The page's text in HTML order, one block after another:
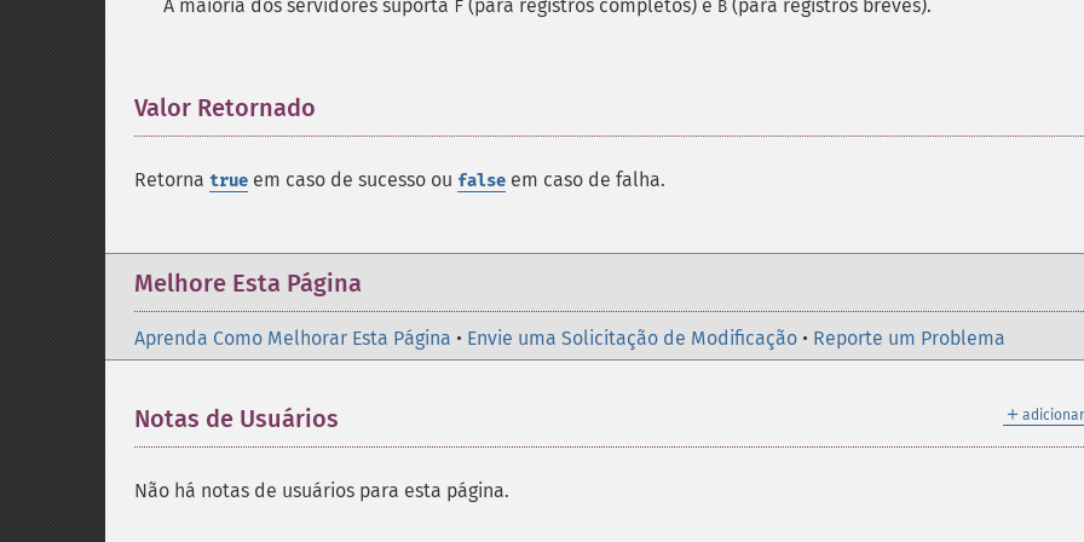
A maioria dos servidores suporta F (para registros completos) e B (para registros breves).
Valor Retornado
Retorna true em caso de sucesso ou false em caso de falha.
Melhore Esta Página
Aprenda Como Melhorar Esta Página • Envie uma Solicitação de Modificação • Reporte um Problema
＋
Notas de Usuários
Não há notas de usuários para esta página.